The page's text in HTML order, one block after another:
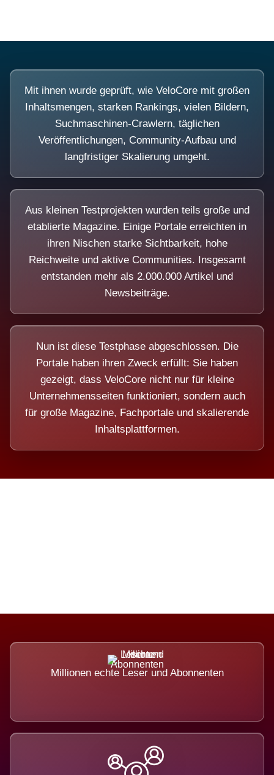
Mit ihnen wurde geprüft, wie VeloCore mit großen
Inhaltsmengen, starken Rankings, vielen Bildern,
Suchmaschinen-Crawlern, täglichen
Veröffentlichungen, Community-Aufbau und
langfristiger Skalierung umgeht.
Aus kleinen Testprojekten wurden teils große und
etablierte Magazine. Einige Portale erreichten in
ihren Nischen starke Sichtbarkeit, hohe
Reichweite und aktive Communities. Insgesamt
entstanden mehr als 2.000.000 Artikel und
Newsbeiträge.
Nun ist diese Testphase abgeschlossen. Die
Portale haben ihren Zweck erfüllt: Sie haben
gezeigt, dass VeloCore nicht nur für kleine
Unternehmensseiten funktioniert, sondern auch
für große Magazine, Fachportale und skalierende
Inhaltsplattformen.
Millionen echte Leser und Abonnenten